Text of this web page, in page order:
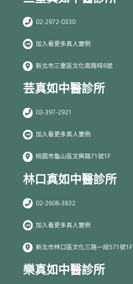
02-2972-0330
加入看更多真人實例
新北市三重區文化南路特8號
芸真如中醫診所
03-397-2921
加入看更多真人實例
桃園市龜山區文興路71號1F
林口真如中醫診所
02-2608-3832
加入看更多真人實例
新北市林口區文化三路一段571號1F
樂真如中醫診所